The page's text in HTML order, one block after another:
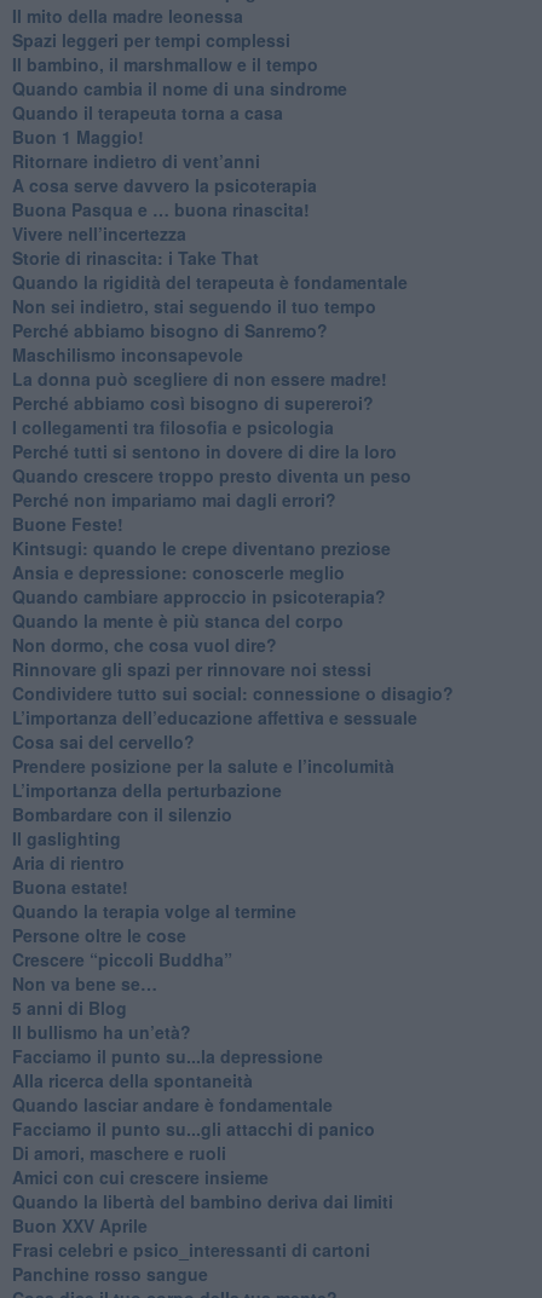
​Il mito della madre leonessa
Spazi leggeri per tempi complessi
Il bambino, il marshmallow e il tempo
​Quando cambia il nome di una sindrome
​Quando il terapeuta torna a casa
​Buon 1 Maggio!
Ritornare indietro di vent’anni
​A cosa serve davvero la psicoterapia
​Buona Pasqua e … buona rinascita!
​Vivere nell’incertezza
​Storie di rinascita: i Take That
​Quando la rigidità del terapeuta è fondamentale
​Non sei indietro, stai seguendo il tuo tempo
​Perché abbiamo bisogno di Sanremo?
​Maschilismo inconsapevole
​La donna può scegliere di non essere madre!
​Perché abbiamo così bisogno di supereroi?
​I collegamenti tra filosofia e psicologia
​Perché tutti si sentono in dovere di dire la loro
​Quando crescere troppo presto diventa un peso
​Perché non impariamo mai dagli errori?
​Buone Feste!
​Kintsugi: quando le crepe diventano preziose
Ansia e depressione: conoscerle meglio
Quando cambiare approccio in psicoterapia?
​Quando la mente è più stanca del corpo
Non dormo, che cosa vuol dire?
​Rinnovare gli spazi per rinnovare noi stessi
​Condividere tutto sui social: connessione o disagio?
​L’importanza dell’educazione affettiva e sessuale
​Cosa sai del cervello?
Prendere posizione per la salute e l’incolumità
L’importanza della perturbazione
​Bombardare con il silenzio
Il gaslighting
Aria di rientro
Buona estate!
​Quando la terapia volge al termine
​Persone oltre le cose
​Crescere “piccoli Buddha”
Non va bene se…
​5 anni di Blog
​Il bullismo ha un’età?
Facciamo il punto su...la depressione
​Alla ricerca della spontaneità
​Quando lasciar andare è fondamentale
Facciamo il punto su...gli attacchi di panico
Di amori, maschere e ruoli
​Amici con cui crescere insieme
​Quando la libertà del bambino deriva dai limiti
Buon XXV Aprile
​Frasi celebri e psico_interessanti di cartoni
​Panchine rosso sangue